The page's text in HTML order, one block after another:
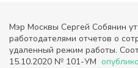
Мэр Москвы Сергей Собянин
работодателями отчетов о
удаленный режим работы.
15.10.2020 № 101-УМ